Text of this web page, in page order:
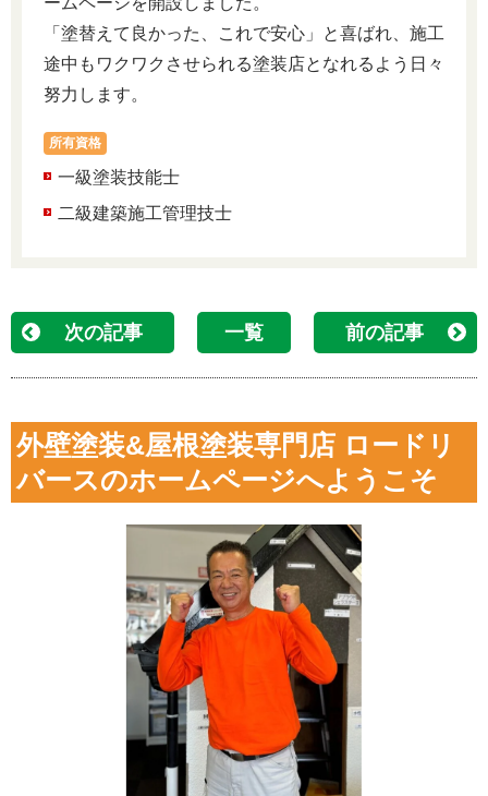
「塗替えて良かった、これで安心」と喜ばれ、施工
途中もワクワクさせられる塗装店となれるよう日々
努力します。
所有資格
一級塗装技能士
二級建築施工管理技士
次の記事 一覧 前の記事
外壁塗装&屋根塗装専門店 ロードリ
バースのホームページへようこそ